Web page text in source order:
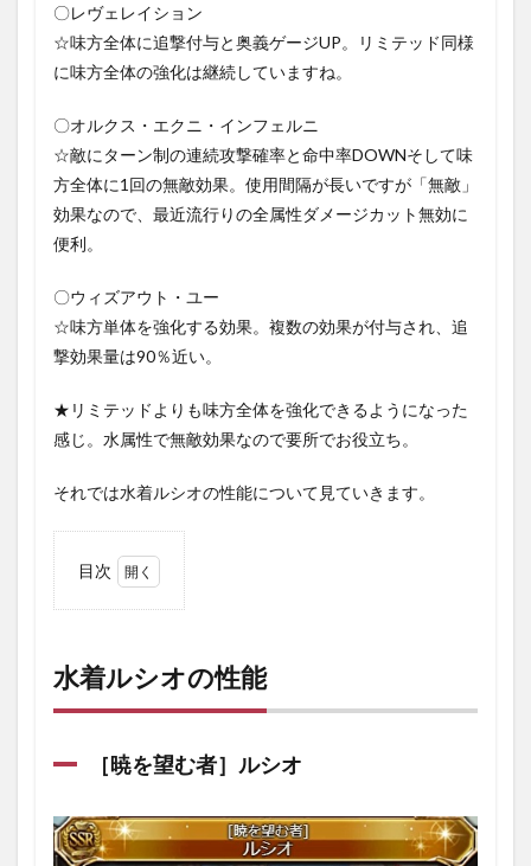
〇レヴェレイション
☆味方全体に追撃付与と奥義ゲージUP。リミテッド同様
に味方全体の強化は継続していますね。
〇オルクス・エクニ・インフェルニ
☆敵にターン制の連続攻撃確率と命中率DOWNそして味
方全体に1回の無敵効果。使用間隔が長いですが「無敵」
効果なので、最近流行りの全属性ダメージカット無効に
便利。
〇ウィズアウト・ユー
☆味方単体を強化する効果。複数の効果が付与され、追
撃効果量は90％近い。
★リミテッドよりも味方全体を強化できるようになった
感じ。水属性で無敵効果なので要所でお役立ち。
それでは水着ルシオの性能について見ていきます。
目次
オの
性能
を望
者］
ルシ
オ
水着ルシオの性能
［暁を望む者］ルシオ